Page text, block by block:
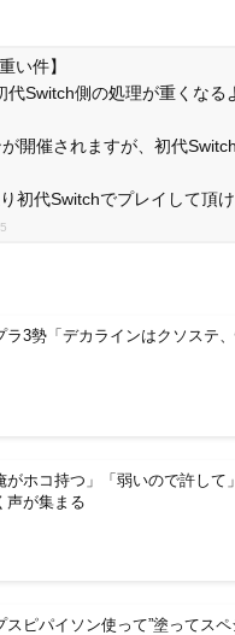
い件】
Switch側の処理が重くなる
開催されますが、初代
初代Switchでプレイして頂
ラ3勢「デカラインはクソステ
がホコ持つ」「弱いので許し
声が集まる
スピパイソン使って”塗ってス